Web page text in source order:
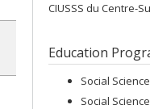
CIUSSS du Centre-
Education
Social
Social